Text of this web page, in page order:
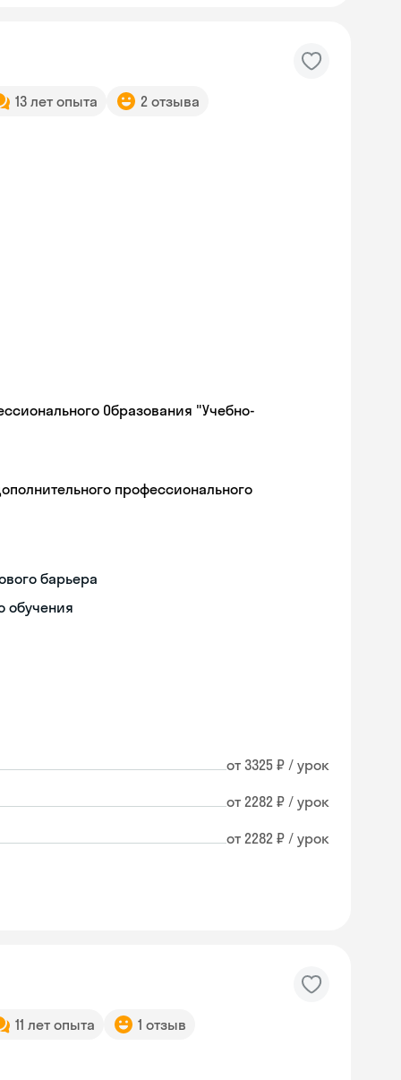
13 лет опыта 2 отзыва
Образования "Учебно-
профессионального
барьера
обучения
от 3325 ₽ / урок
от 2282 ₽ / урок
от 2282 ₽ / урок
11 лет опыта 1 отзыв